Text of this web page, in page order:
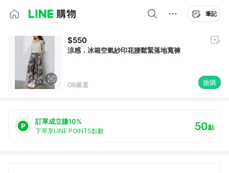
筆記
$550
涼感．冰箱空氣紗印花腰鬆緊落地寬褲
OB嚴選 搶購
訂單成立賺10%
下單享LINE POINTS點數 50點